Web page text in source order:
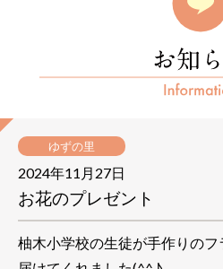
ゆずの里
2024年11月27日
お花のプレゼント
柚木小学校の生徒が手作りの